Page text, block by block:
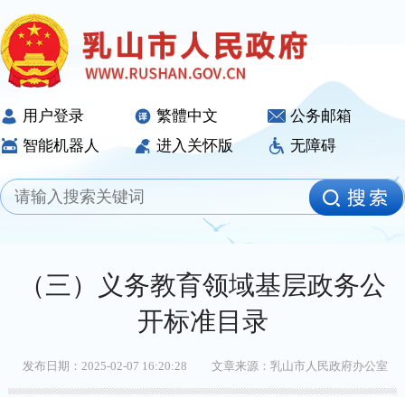
用户登录 繁體中文
公务邮箱
智能机器人
进入关怀版 无障碍
（三）义务教育领域基层政务公
开标准目录
发布日期：2025-02-07 16:20:28 文章来源：乳山市人民政府办公室